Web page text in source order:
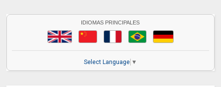
IDIOMAS PRINCIPALES
Select Language ▼